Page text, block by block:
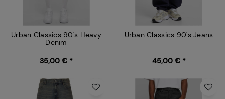
Urban Classics 90's Heavy
Denim
35,00 € *
Urban Classics 90's Jeans
45,00 € *